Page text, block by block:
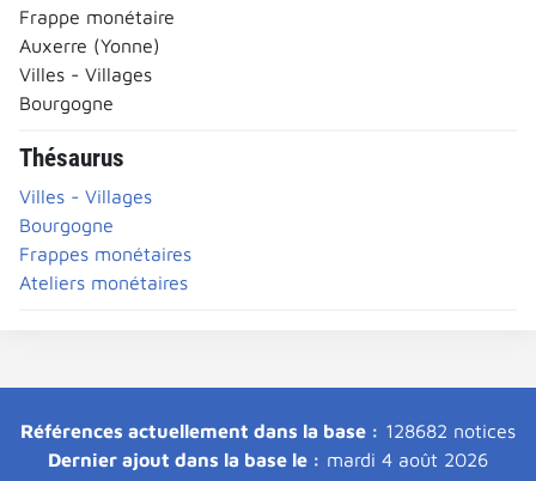
Frappe monétaire
Auxerre (Yonne)
Villes - Villages
Bourgogne
Thésaurus
Villes - Villages
Bourgogne
Frappes monétaires
Ateliers monétaires
Références actuellement dans la base : 128682 notices
Dernier ajout dans la base le : mardi 4 août 2026